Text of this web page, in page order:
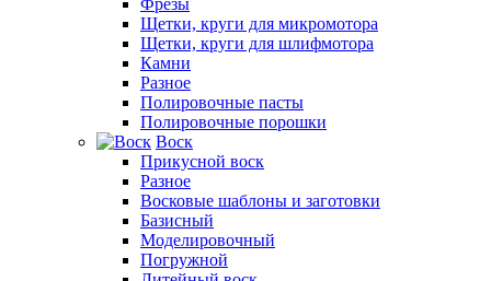
Фрезы
Щетки, круги для микромотора
Щетки, круги для шлифмотора
Камни
Разное
Полировочные пасты
Полировочные порошки
Воск
Прикусной воск
Разное
Восковые шаблоны и заготовки
Базисный
Моделировочный
Погружной